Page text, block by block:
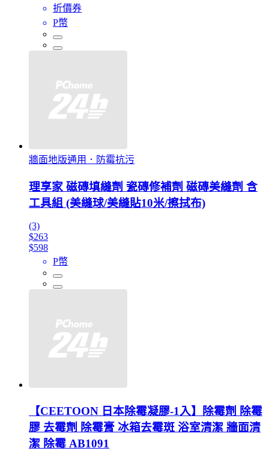
折價券
P幣
牆面地版通用．防霉抗污
理享家 磁磚填縫劑 瓷磚修補劑 磁磚美縫劑 含
工具組 (美縫球/美縫貼10米/擦拭布)
(3)
$263
$598
P幣
【CEETOON 日本除霉凝膠-1入】除霉劑 除霉
膠 去霉劑 除霉膏 冰箱去霉斑 浴室清潔 牆面清
潔 除霉 AB1091